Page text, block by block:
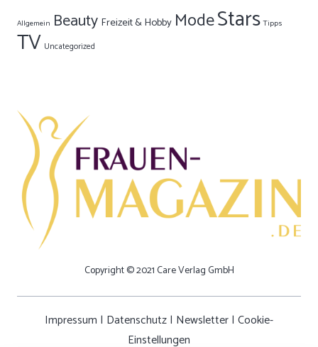
Allgemein Beauty Freizeit & Hobby ModeStars Tipps
TV Uncategorized
Copyright © 2021 Care Verlag GmbH
Impressum | Datenschutz| Newsletter| Cookie-
Einstellungen